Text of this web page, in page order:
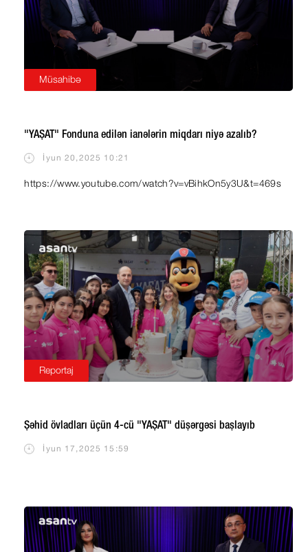
"YAŞAT" Fonduna edilən ianələrin miqdarı niyə azalıb?
İyun 20,2025 10:21
https://www.youtube.com/watch?v=vBihkOn5y3U&t=469s
Müsahibə
Şəhid övladları üçün 4-cü "YAŞAT" düşərgəsi başlayıb
İyun 17,2025 15:59
Reportaj